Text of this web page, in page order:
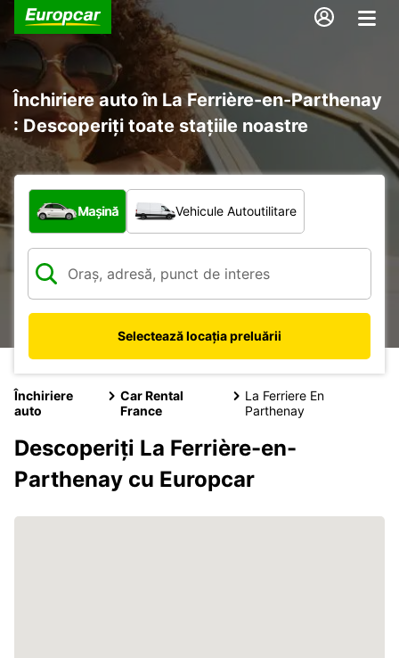
Închiriere auto în La Ferrière-en-Parthenay
: Descoperiți toate stațiile noastre
Ce tip de vehicul?
Mașină Vehicule Autoutilitare
Selectează locația preluării
Închiriere
auto
Car Rental
France
La Ferriere En
Parthenay
Descoperiți La Ferrière-en-
Parthenay cu Europcar